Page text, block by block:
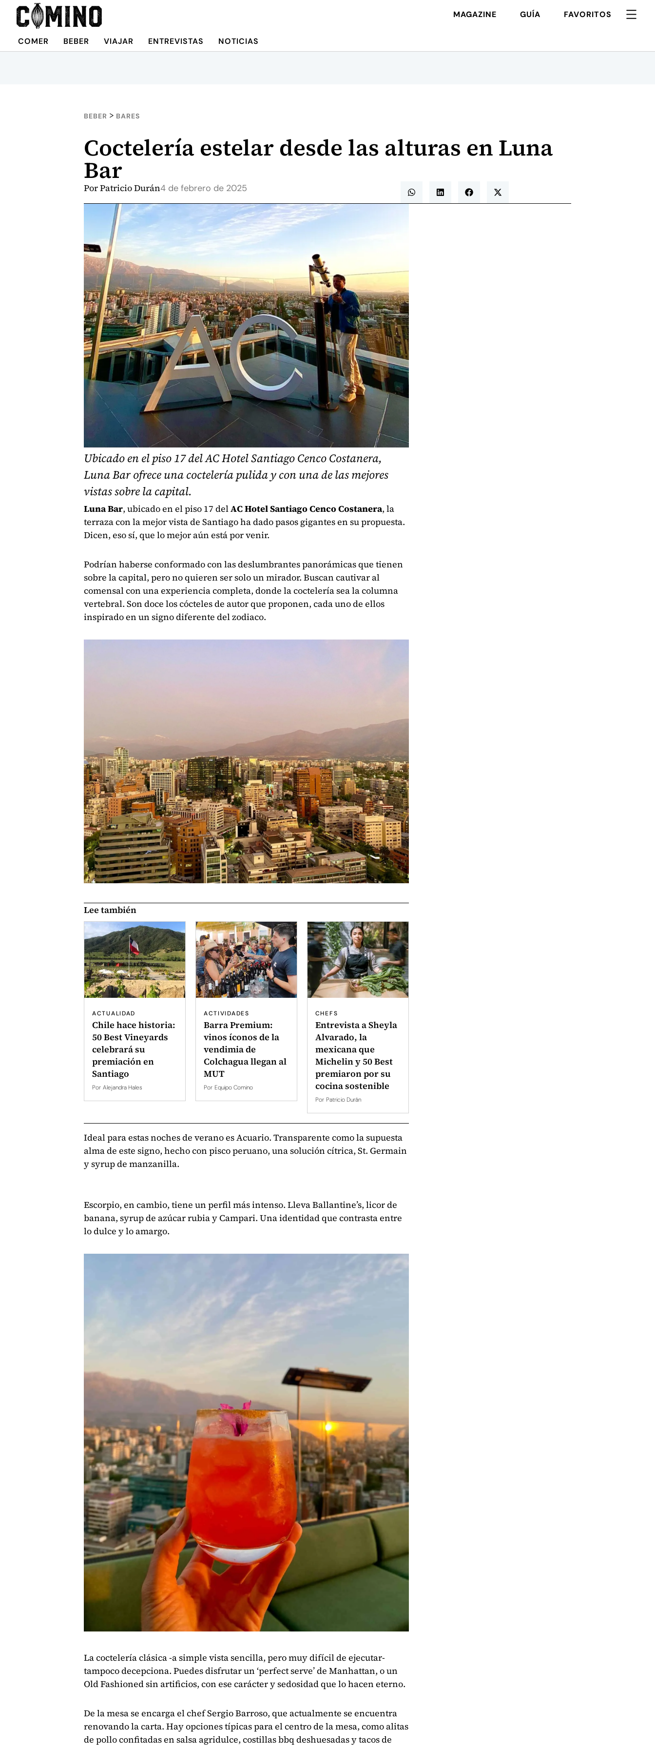
MAGAZINE GUÍA FAVORITOS
COMER BEBER VIAJAR ENTREVISTAS NOTICIAS
BEBER > BARES
Coctelería estelar desde las alturas en Luna
Bar
PorPatricio Durán4 de febrero de 2025
Ubicado en el piso 17 del AC Hotel Santiago Cenco Costanera,
Luna Bar ofrece una coctelería pulida y con una de las mejores
vistas sobre la capital.
Luna Bar, ubicado en el piso 17 delAC Hotel Santiago Cenco Costanera, la
terraza con la mejor vista de Santiago ha dado pasos gigantes en su propuesta.
Dicen, eso sí, que lo mejor aún está por venir.
Podrían haberse conformado con las deslumbrantes panorámicas que tienen
sobre la capital, pero no quieren ser solo un mirador. Buscan cautivar al
comensal con una experiencia completa, donde la coctelería sea la columna
vertebral. Son doce los cócteles de autor que proponen, cada uno de ellos
inspirado en un signo diferente del zodiaco.
Lee también
ACTUALIDAD
Chile hace historia:
50 Best Vineyards
celebrará su
premiación en
Santiago
Por Alejandra Hales
ACTIVIDADES
Barra Premium:
vinos íconos de la
vendimia de
Colchagua llegan al
MUT
Por Equipo Comino
CHEFS
Entrevista a Sheyla
Alvarado, la
mexicana que
Michelin y 50 Best
premiaron por su
cocina sostenible
Por Patricio Durán
Ideal para estas noches de verano es Acuario. Transparente como la supuesta
alma de este signo, hecho con pisco peruano, una solución cítrica, St. Germain
y syrup de manzanilla.
Escorpio, en cambio, tiene un perfil más intenso. Lleva Ballantine’s, licor de
banana, syrup de azúcar rubia y Campari. Una identidad que contrasta entre
lo dulce y lo amargo.
La coctelería clásica -a simple vista sencilla, pero muy difícil de ejecutar-
tampoco decepciona. Puedes disfrutar un ‘perfect serve’ de Manhattan, o un
Old Fashioned sin artificios, con ese carácter y sedosidad que lo hacen eterno.
De la mesa se encarga el chef Sergio Barroso, que actualmente se encuentra
renovando la carta. Hay opciones típicas para el centro de la mesa, como alitas
de pollo confitadas en salsa agridulce, costillas bbq deshuesadas y tacos de